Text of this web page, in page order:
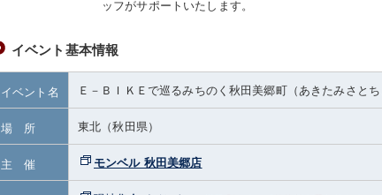
ッフがサポートいたします。
イベント基本情報
イベント名 Ｅ－ＢＩＫＥで巡るみちのく秋田美郷町（あきたみさと
場 所 東北（秋田県）
主 催 モンベル 秋田美郷店